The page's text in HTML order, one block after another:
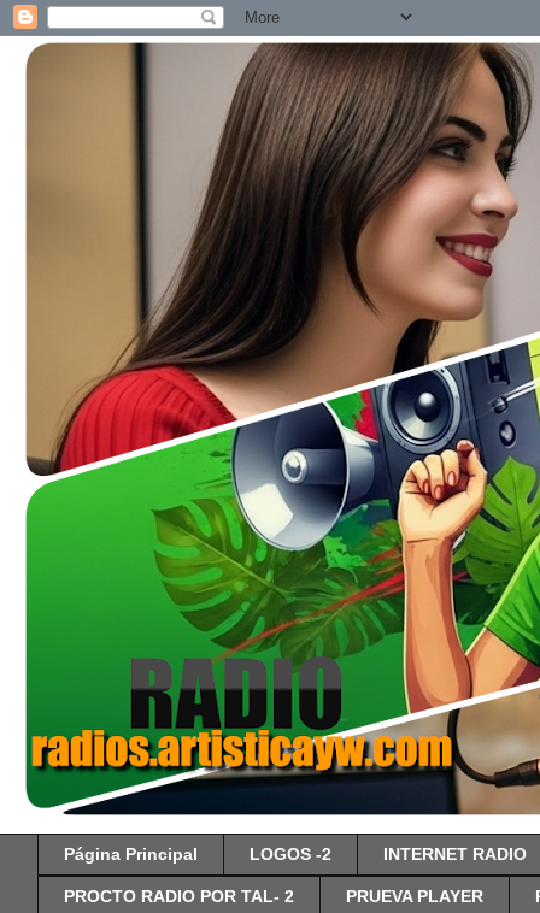
Página Principal LOGOS -2 INTERNET RADIO
PROCTO RADIO POR TAL- 2 PRUEVA PLAYER